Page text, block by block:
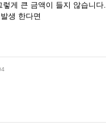
게 큰 금액이 들지 않습니다.
생 한다면